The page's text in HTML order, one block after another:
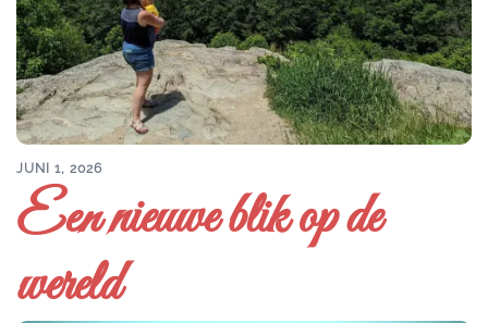
JUNI 1, 2026
Een nieuwe blik op de
wereld